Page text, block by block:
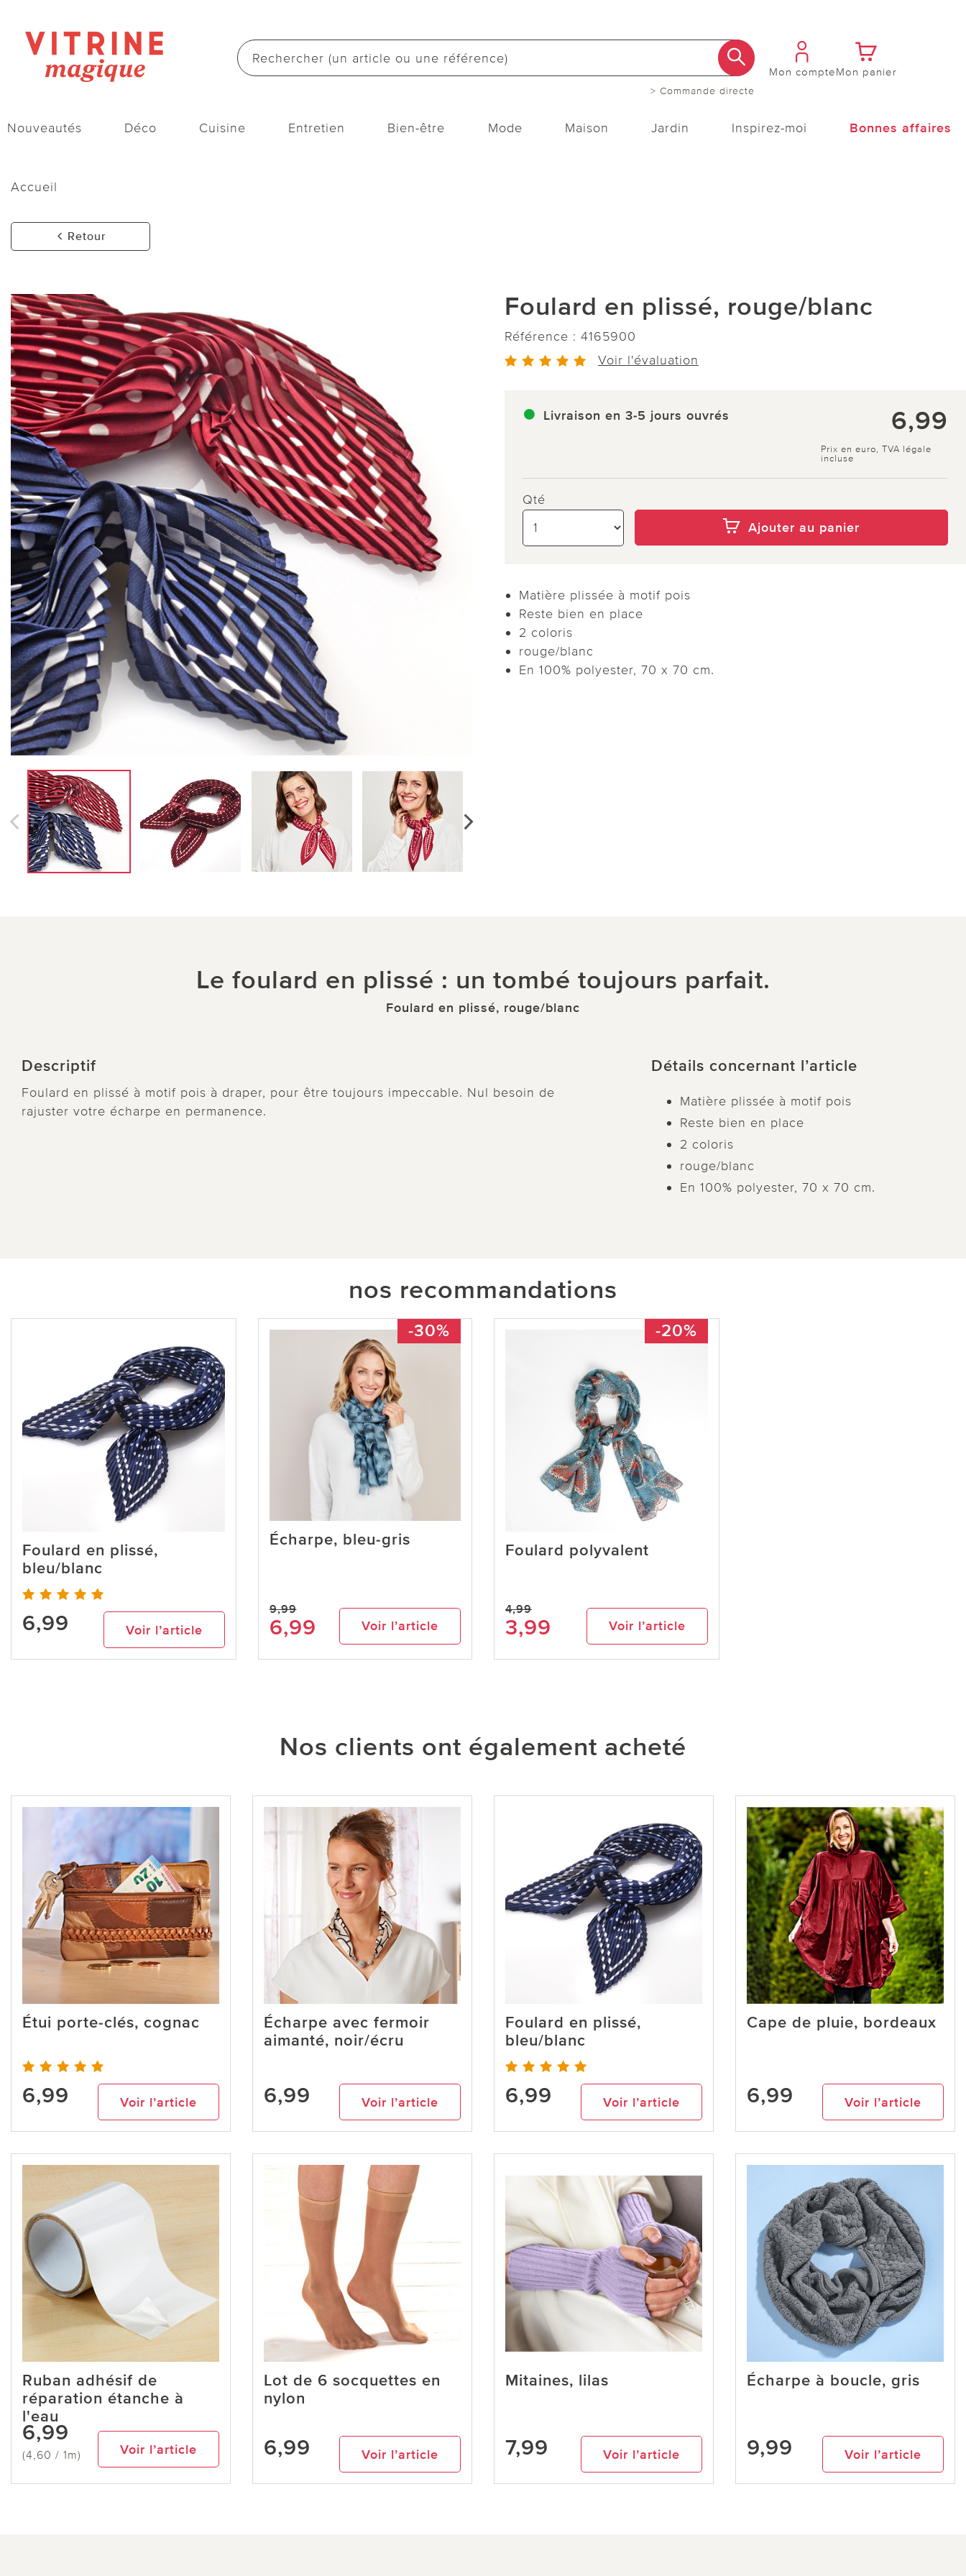
> Commande directe
Mon compteMon panier
Nouveautés Déco Cuisine Entretien Bien-être Mode Maison Jardin Inspirez-moi Bonnes affaires
Accueil
Retour
Foulard en plissé, rouge/blanc
Référence : 4165900
Voir l'évaluation
Livraison en 3-5 jours ouvrés 6,99
Prix en euro, TVA légale
incluse
Qté
Ajouter au panier
Matière plissée à motif pois
Reste bien en place
2 coloris
rouge/blanc
En 100% polyester, 70 x 70 cm.
Le foulard en plissé : un tombé toujours parfait.
Foulard en plissé, rouge/blanc
Descriptif
Foulard en plissé à motif pois à draper, pour être toujours impeccable. Nul besoin de
rajuster votre écharpe en permanence.
Détails concernant l’article
Matière plissée à motif pois
Reste bien en place
2 coloris
rouge/blanc
En 100% polyester, 70 x 70 cm.
nos recommandations
Foulard en plissé,
bleu/blanc
6,99 Voir l’article
-30%
Écharpe, bleu-gris
9,99
6,99 Voir l’article
-20%
Foulard polyvalent
4,99
3,99 Voir l’article
Nos clients ont également acheté
Étui porte-clés, cognac
6,99 Voir l’article
Écharpe avec fermoir
aimanté, noir/écru
6,99 Voir l’article
Foulard en plissé,
bleu/blanc
6,99 Voir l’article
Cape de pluie, bordeaux
6,99 Voir l’article
Ruban adhésif de
réparation étanche à
l'eau
6,99
(4,60 / 1m) Voir l’article
Lot de 6 socquettes en
nylon
6,99 Voir l’article
Mitaines, lilas
7,99 Voir l’article
Écharpe à boucle, gris
9,99 Voir l’article